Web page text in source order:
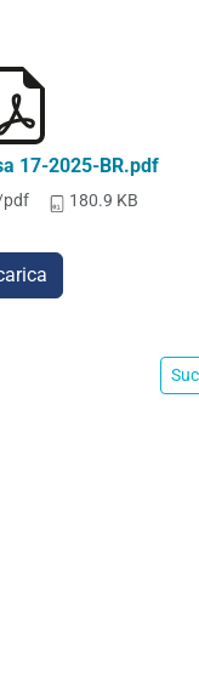
17-2025-BR.pdf
pdf 180.9 KB